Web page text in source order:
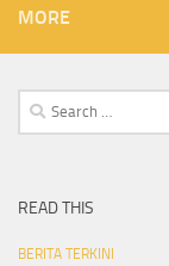
MORE
Search
for:
READ THIS
BERITA TERKINI